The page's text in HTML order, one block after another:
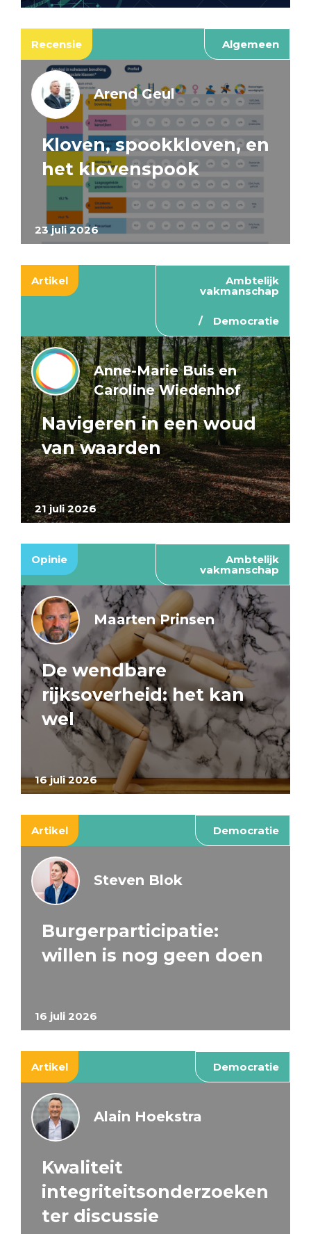
Recensie Algemeen
23 juli 2026
Arend Geul
Kloven, spookkloven, en
het klovenspook
Artikel Ambtelijk
vakmanschap
Democratie
21 juli 2026
Anne-Marie Buis en
Caroline Wiedenhof
Navigeren in een woud
van waarden
Opinie Ambtelijk
vakmanschap
16 juli 2026
Maarten Prinsen
De wendbare
rijksoverheid: het kan
wel
Artikel Democratie
16 juli 2026
Steven Blok
Burgerparticipatie:
willen is nog geen doen
Artikel Democratie
Alain Hoekstra
Kwaliteit
integriteitsonderzoeken
ter discussie